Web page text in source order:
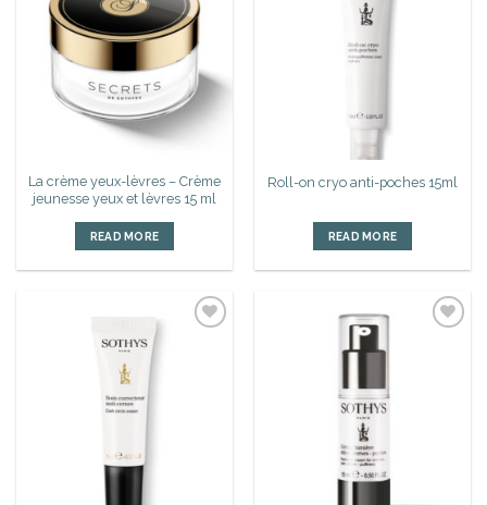
Ajouter
à la liste
d’envies
La crème yeux-lèvres – Crème
jeunesse yeux et lèvres 15 ml
READ MORE
Roll-on cryo anti-poches 15ml
READ MORE